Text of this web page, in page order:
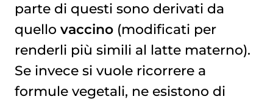
parte di questi sono derivati da
quello vaccino (modificati per
renderli più simili al latte materno).
Se invece si vuole ricorrere a
formule vegetali, ne esistono di